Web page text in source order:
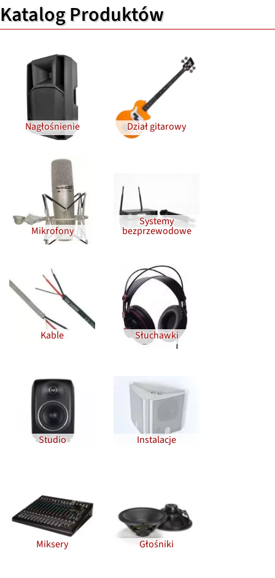
Katalog Produktów
Nagłośnienie Dział gitarowy
Mikrofony
Systemy
bezprzewodowe
Kable Słuchawki
Studio Instalacje
Miksery Głośniki